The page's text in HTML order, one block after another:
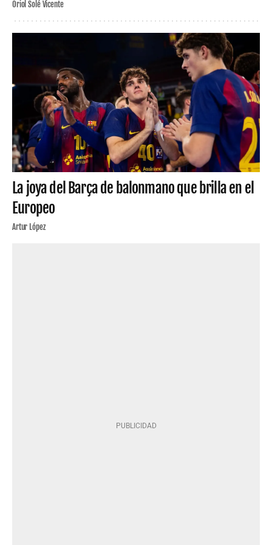
Oriol Solé Vicente
La joya del Barça de balonmano que brilla en el
Europeo
Artur López